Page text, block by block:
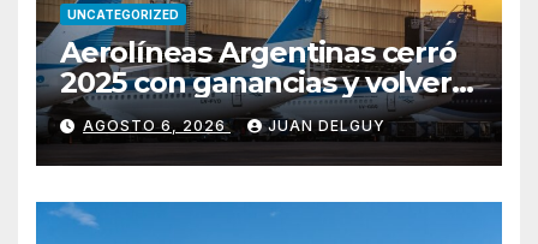
UNCATEGORIZED
Aerolíneas Argentinas cerró
2025 con ganancias y volverá
a pagar impuesto a las
ganancias
AGOSTO 6, 2026 JUAN DELGUY